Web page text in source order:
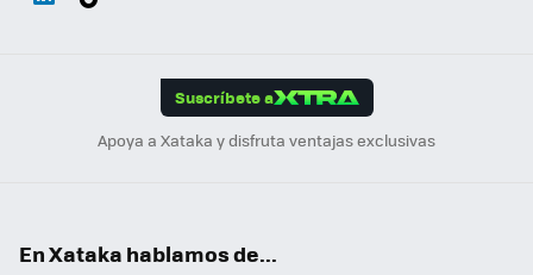
Suscríbete a
Apoya a Xataka y disfruta ventajas exclusivas
En Xataka hablamos de...